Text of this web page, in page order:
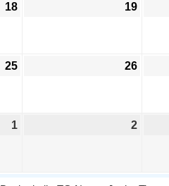
18 19
25 26
1 2